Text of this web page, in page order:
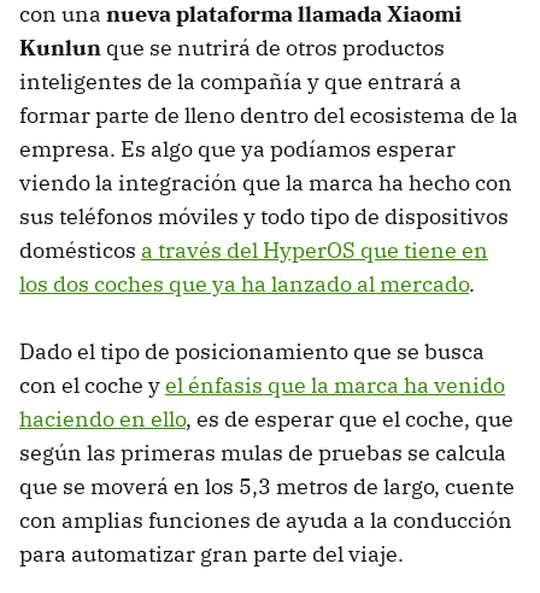
con una nueva plataforma llamada Xiaomi
Kunlun que se nutrirá de otros productos
inteligentes de la compañía y que entrará a
formar parte de lleno dentro del ecosistema de la
empresa. Es algo que ya podíamos esperar
viendo la integración que la marca ha hecho con
sus teléfonos móviles y todo tipo de dispositivos
domésticos a través del HyperOS que tiene en
los dos coches que ya ha lanzado al mercado.
Dado el tipo de posicionamiento que se busca
con el coche yel énfasis que la marca ha venido
haciendo en ello, es de esperar que el coche, que
según las primeras mulas de pruebas se calcula
que se moverá en los 5,3 metros de largo, cuente
con amplias funciones de ayuda a la conducción
para automatizar gran parte del viaje.